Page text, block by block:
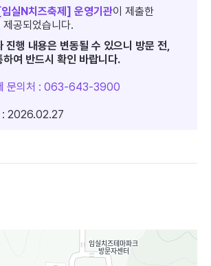
(250g)
(200g, 4개)
실N치즈축제] 운영기관이 제출한
공되었습니다.
진행 내용은 변동될 수 있으니 방문 전,
여 반드시 확인 바랍니다.
문의처 : 063-643-3900
: 2026.02.27